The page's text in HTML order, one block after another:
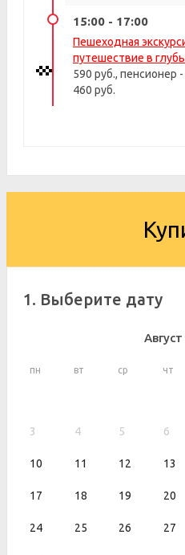
15:00 - 17:00
Пешеходная
путешествие в
590 руб., пенсионер
460 руб.
1. Выберите дату
Август
пн вт ср чт
3 4 5 6
10 11 12 13
17 18 19 20
24 25 26 27